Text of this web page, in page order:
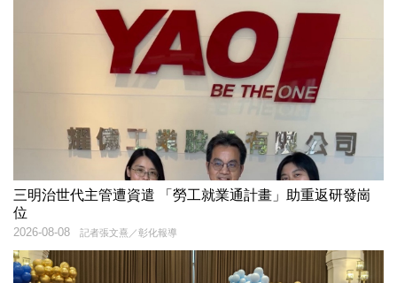
三明治世代主管遭資遣 「勞工就業通計畫」助重返研發崗
位
記者張文熹／彰化報導
2026-08-08